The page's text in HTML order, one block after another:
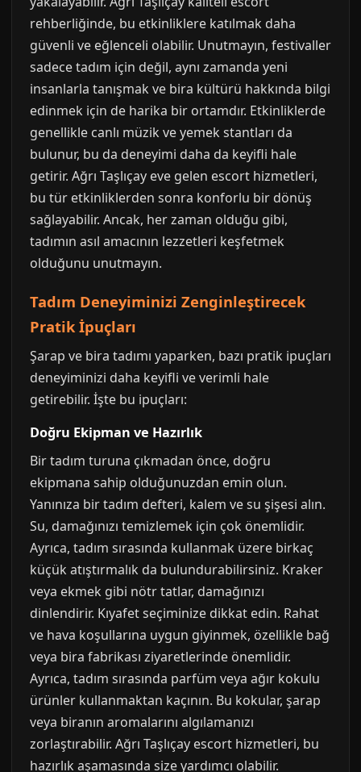
rehberliğinde, bu etkinliklere katılmak daha
güvenli ve eğlenceli olabilir. Unutmayın, festivaller
sadece tadım için değil, aynı zamanda yeni
insanlarla tanışmak ve bira kültürü hakkında bilgi
edinmek için de harika bir ortamdır. Etkinliklerde
genellikle canlı müzik ve yemek stantları da
bulunur, bu da deneyimi daha da keyifli hale
getirir. Ağrı Taşlıçay eve gelen escort hizmetleri,
bu tür etkinliklerden sonra konforlu bir dönüş
sağlayabilir. Ancak, her zaman olduğu gibi,
tadımın asıl amacının lezzetleri keşfetmek
olduğunu unutmayın.
Tadım Deneyiminizi Zenginleştirecek
Pratik İpuçları
Şarap ve bira tadımı yaparken, bazı pratik ipuçları
deneyiminizi daha keyifli ve verimli hale
getirebilir. İşte bu ipuçları:
Doğru Ekipman ve Hazırlık
Bir tadım turuna çıkmadan önce, doğru
ekipmana sahip olduğunuzdan emin olun.
Yanınıza bir tadım defteri, kalem ve su şişesi alın.
Su, damağınızı temizlemek için çok önemlidir.
Ayrıca, tadım sırasında kullanmak üzere birkaç
küçük atıştırmalık da bulundurabilirsiniz. Kraker
veya ekmek gibi nötr tatlar, damağınızı
dinlendirir. Kıyafet seçiminize dikkat edin. Rahat
ve hava koşullarına uygun giyinmek, özellikle bağ
veya bira fabrikası ziyaretlerinde önemlidir.
Ayrıca, tadım sırasında parfüm veya ağır kokulu
ürünler kullanmaktan kaçının. Bu kokular, şarap
veya biranın aromalarını algılamanızı
zorlaştırabilir. Ağrı Taşlıçay escort hizmetleri, bu
hazırlık aşamasında size yardımcı olabilir.